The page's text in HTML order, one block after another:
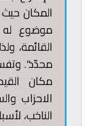
المكان
موضوع له
القائمة،
محدّد".
مكان
الاحزاب
الناخب،